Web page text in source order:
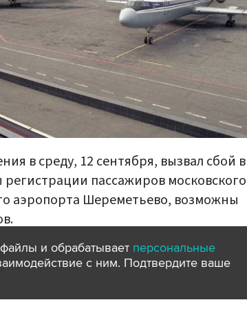
в среду, 12 сентября, вызвал сбой в
регистрации пассажиров московского
аэропорта Шереметьево, возможны
и обрабатывает персональные
с ним. Подтвердите ваше